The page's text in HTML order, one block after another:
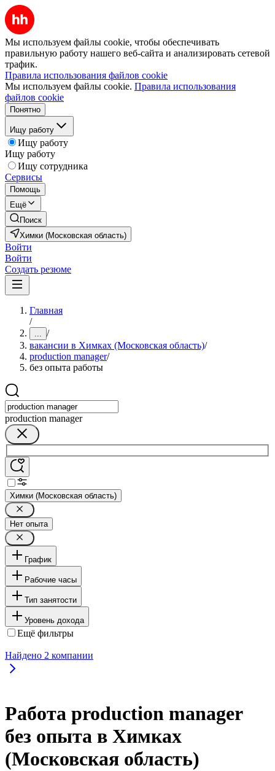
Мы используем файлы cookie, чтобы обеспечивать
правильную работу нашего веб-сайта и анализировать сетевой
трафик.
Правила использования файлов cookie
Мы используем файлы cookie. Правила использования
файлов cookie
Понятно
Ищу работу
Ищу работу
Ищу работу
Ищу сотрудника
Сервисы
Помощь
Ещё
Поиск
Химки (Московская область)
Войти
Войти
Создать резюме
Главная
/
... /
вакансии в Химках (Московская область)/
production manager/
без опыта работы
production manager
Химки (Московская область)
Нет опыта
График
Рабочие часы
Тип занятости
Уровень дохода
Ещё фильтры
Найдено 2 компании
Работа production manager
без опыта в Химках
(Московская область)